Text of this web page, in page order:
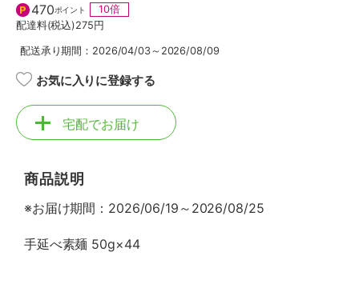
470ポイント
10倍
配達料(税込)275円
配送承り期間：2026/04/03～2026/08/09
お気に入りに登録する
宅配でお届け
商品説明
※お届け期間：2026/06/19～2026/08/25
手延べ素麺 50g×44